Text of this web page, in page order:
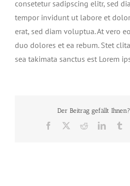
consetetur sadipscing elitr, sed
tempor invidunt ut labore et
erat, sed diam voluptua. At vero
duo dolores et ea rebum. Stet
sea takimata sanctus est Lorem
Der Beitrag gefällt
Facebook RedditLinkedIn